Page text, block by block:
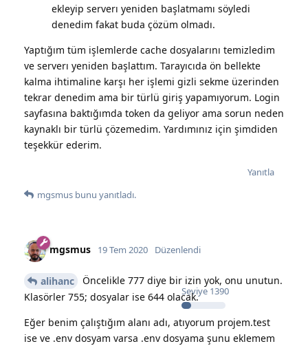
ekleyip serverı yeniden başlatmamı söyledi
denedim fakat buda çözüm olmadı.
Yaptığım tüm işlemlerde cache dosyalarını temizledim
ve serverı yeniden başlattım. Tarayıcıda ön bellekte
kalma ihtimaline karşı her işlemi gizli sekme üzerinden
tekrar denedim ama bir türlü giriş yapamıyorum. Login
sayfasına baktığımda token da geliyor ama sorun neden
kaynaklı bir türlü çözemedim. Yardımınız için şimdiden
teşekkür ederim.
Yanıtla
mgsmus bunu yanıtladı.
mgsmus
Seviye 1390
19 Tem 2020 Düzenlendi
alihanc
Öncelikle 777 diye bir izin yok, onu unutun.
Klasörler 755; dosyalar ise 644 olacak.
Eğer benim çalıştığım alanı adı, atıyorum projem.test
ise ve .env dosyam varsa .env dosyama şunu eklemem